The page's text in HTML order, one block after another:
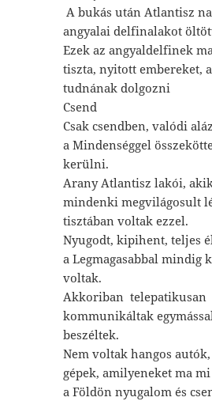
A bukás után Atlantisz
angyalai delfinalakot
Ezek az angyaldelfinek
tiszta, nyitott embereket,
tudnának dolgozni
Csend
Csak csendben, valódi
a Mindenséggel
kerülni.
Arany Atlantisz lakói,
mindenki megvilágosult
tisztában voltak ezzel.
Nyugodt, kipihent, teljes
a Legmagasabbal mindig
voltak.
Akkoriban telepatikusan
kommunikáltak
beszéltek.
Nem voltak hangos
gépek, amilyeneket ma
a Földön nyugalom és